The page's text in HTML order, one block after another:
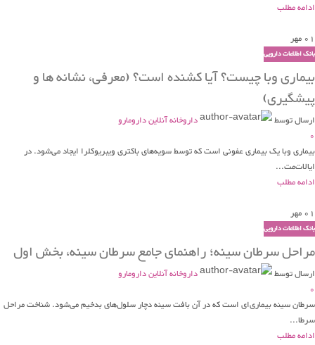
ادامه مطلب
01 مهر
بانک اطلاعات دارویی
بیماری وبا چیست؟ آیا کشنده است؟ (معرفی، نشانه ها و
پیشگیری)
ارسال توسط
داروخانه آنلاین دارومارو
0
بیماری وبا یک بیماری عفونی است که توسط سویه‌های باکتری ویبریوکلرا ایجاد می‌شود. در
ایالات‌مت...
ادامه مطلب
01 مهر
بانک اطلاعات دارویی
مراحل سرطان سینه؛ راهنمای جامع سرطان سینه، بخش اول
ارسال توسط
داروخانه آنلاین دارومارو
0
سرطان سینه بیماری‌ای است که در آن بافت سینه دچار سلول‌های بدخیم می‌شود. شناخت مراحل
سرطا...
ادامه مطلب